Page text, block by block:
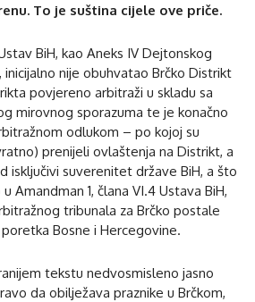
To je suština cijele ove priče.
BiH, kao Aneks IV Dejtonskog
nije obuhvatao Brčko Distrikt
povjereno arbitraži u skladu sa
mirovnog sporazuma te je konačno
odlukom – po kojoj su
prenijeli ovlaštenja na Distrikt, a
isključivi suverenitet države BiH, a što
Amandman 1, člana VI.4 Ustava BiH,
tribunala za Brčko postale
Bosne i Hercegovine.
tekstu nedvosmisleno jasno
da obilježava praznike u Brčkom,